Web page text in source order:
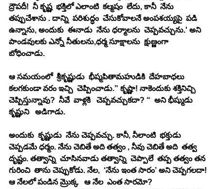
ద్రౌపదీ!  నీ కృష్ణ  భక్తిలో ఎలాంటి  కల్మషం  లేదు, కానీ  నేను
తప్పుచేశాను . దాన్ని  పరిశుద్ధం  చేసుకోవాలనే అంపశయ్యపై  పడి
ఉన్నాను, అందుకు  ఈనాడు  నేను ధర్మాలను  చెప్పవచ్చును.' అని
పాండవులకు ఎన్నో నీతులను,ధర్మ సూక్షాలను  క్షుణ్ణంగా
బోధించాడు.
ఆ సమయంలో  శ్రీకృష్ణుడు  భీష్మపితామహుడికి  దేహబాధలు
కలగకుండా వరం ఇచ్చి  చెప్పించాడు.” కృష్ణా! నాకెందుకు శక్తినిచ్చి
చెప్పిస్తున్నావు?  నీవే  వాళ్లకి   చెప్పవచ్చుకదా? “  అని భీష్ముడు
కృష్ణుని   అడిగాడు.
అందుకు  కృష్ణుడు  నేను చెప్పవచ్చు. కానీ, నీలాంటి  భక్తుడు
చెప్పడమే ధర్మం. నేను చెబితే అది తత్వం , నీవు చెబితే అది  తత్వ
దృష్టం. తత్వాన్ని  చూసినవాడు తత్వాన్ని  చెప్పాలే  తప్ప తత్వం తన
గురించి  తాను చెప్పుకోడు. నేల,  ‘నేను ఇంత సారం’ అని చెప్పగలదా!
ఆ నేలలో పండిన మ్రొక్క   ఆ నేల  ఎంత సారమో?